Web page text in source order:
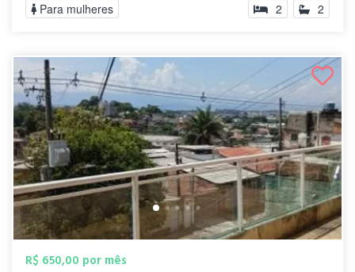
Para mulheres 2 2
R$ 650,00 por mês